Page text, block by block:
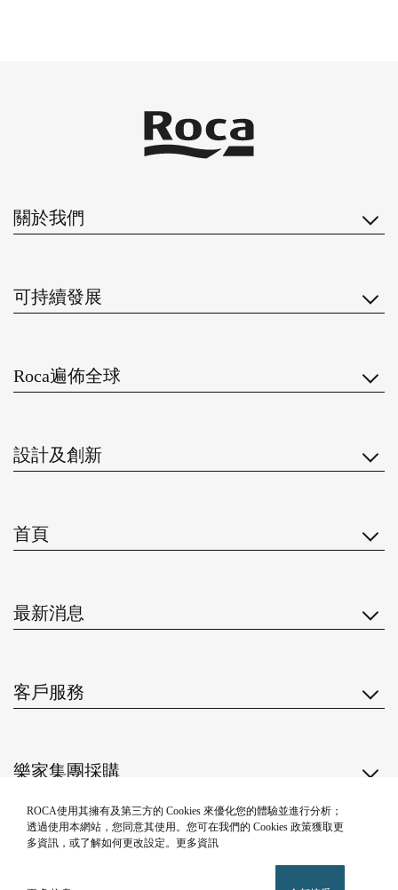
ROCA使用其擁有及第三方的 Cookies 來優化您的體驗並進行分析；
透過使用本網站，您同意其使用。您可在我們的 Cookies 政策獲取更
多資訊，或了解如何更改設定。更多資訊
關於我們
可持續發展
Roca遍佈全球
設計及創新
首頁
最新消息
客戶服務
樂家集團採購
關注我們